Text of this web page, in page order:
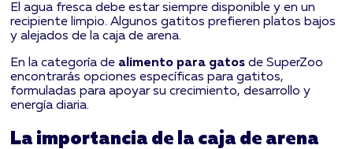
El agua fresca debe estar siempre disponible y en un
recipiente limpio. Algunos gatitos prefieren platos bajos
y alejados de la caja de arena.
En la categoría de alimento para gatos de SuperZoo
encontrarás opciones específicas para gatitos,
formuladas para apoyar su crecimiento, desarrollo y
energía diaria.
La importancia de la caja de arena